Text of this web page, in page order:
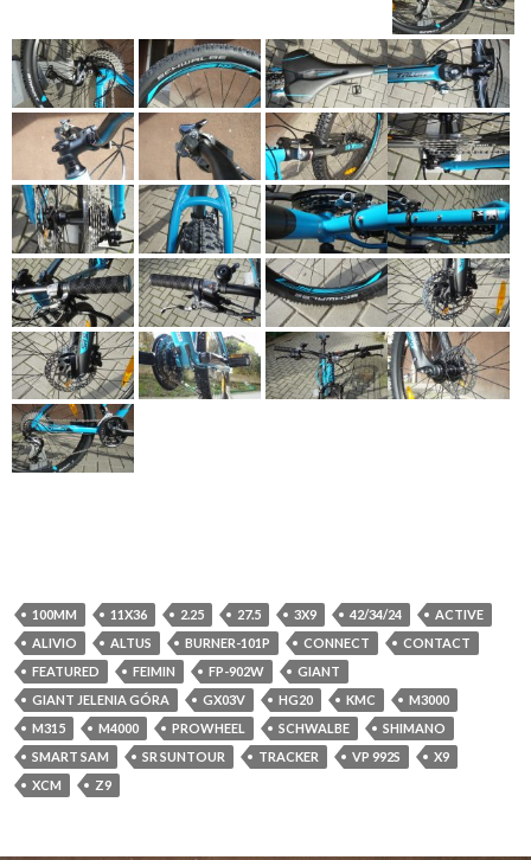
100MM 11X36 2.25 27.5 3X9 42/34/24
ACTIVE
ALIVIO
ALTUS BURNER-101P CONNECT
CONTACT
FEATURED
FEIMIN FP-902W
GIANT
GIANT JELENIA GÓRA
GX03V HG20 KMC
M3000
M315
M4000 PROWHEEL SCHWALBE
SHIMANO
SMART SAM
SR SUNTOUR TRACKER VP 992S
X9
XCM
Z9